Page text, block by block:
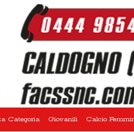
Categoria Giovanili Calcio